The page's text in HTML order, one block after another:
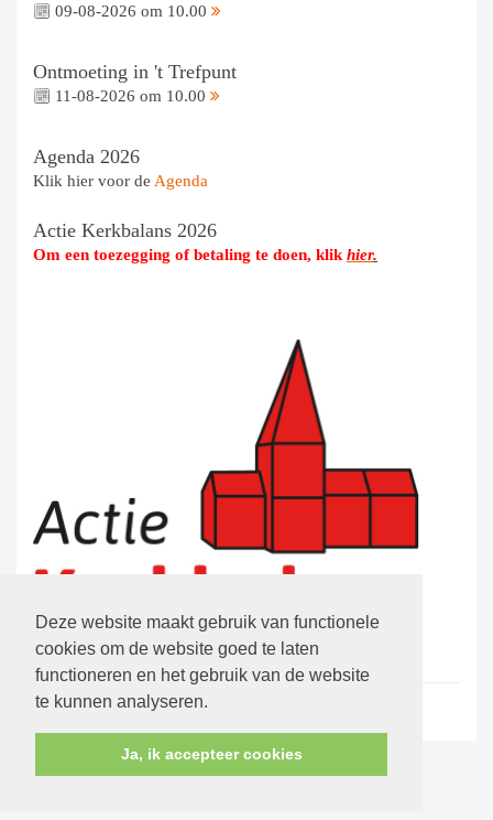
Deze website maakt gebruik van functionele
cookies om de website goed te laten
functioneren en het gebruik van de website
te kunnen analyseren.
Ja, ik accepteer cookies
09-08-2026 om 10.00
Ontmoeting in 't Trefpunt
11-08-2026 om 10.00
Agenda 2026
Klik hier voor de Agenda
Actie Kerkbalans 2026
Om een toezegging of betaling te doen, klik hier.